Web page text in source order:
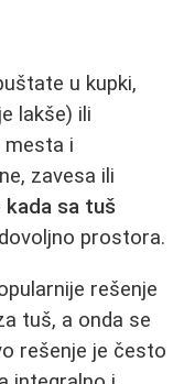
u kupki,
lakše) ili
i
zavesa ili
kada sa tuš
prostora.
rešenje
tuš, a onda se
rešenje je često